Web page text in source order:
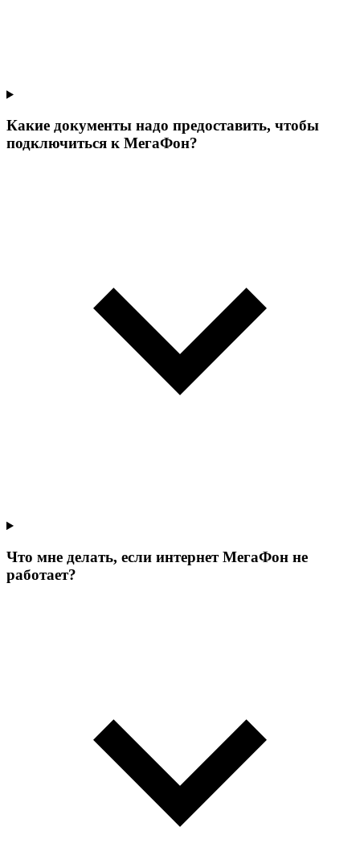
Какие документы надо предоставить, чтобы
подключиться к МегаФон?
Что мне делать, если интернет МегаФон не
работает?